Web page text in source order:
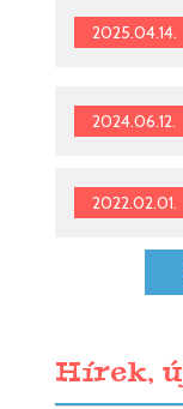
2025.04.14.
2024.06.12.
2022.02.01.
Hírek,